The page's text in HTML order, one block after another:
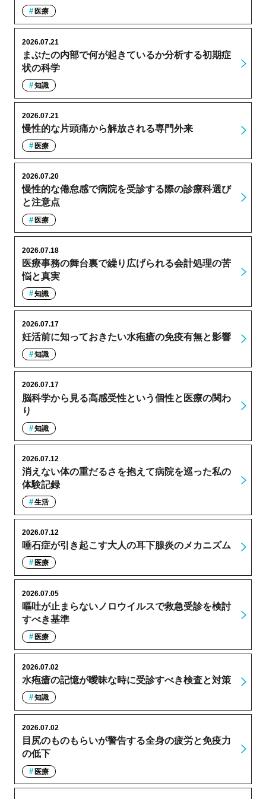
医療
まぶたの内部で何が起きているか分析する初期症
状の科学
2026.07.21
知識
慢性的な片頭痛から解放される専門外来
2026.07.21
医療
慢性的な倦怠感で病院を受診する際の診療科選び
と注意点
2026.07.20
医療
医療事務の舞台裏で繰り広げられる会計処理の苦
悩と真実
2026.07.18
知識
妊活前に知っておきたい水疱瘡の免疫有無と影響
2026.07.17
知識
脳科学から見る高感受性という個性と医療の関わ
り
2026.07.17
知識
消えない体の重だるさを抱えて病院を巡った私の
体験記録
2026.07.12
生活
唾石症が引き起こす大人の耳下腺炎のメカニズム
2026.07.12
医療
嘔吐が止まらないノロウイルスで救急受診を検討
すべき基準
2026.07.05
医療
水疱瘡の記憶が曖昧な時に受診すべき検査と対策
2026.07.02
知識
目尻のものもらいが警告する全身の疲労と免疫力
の低下
2026.07.02
医療